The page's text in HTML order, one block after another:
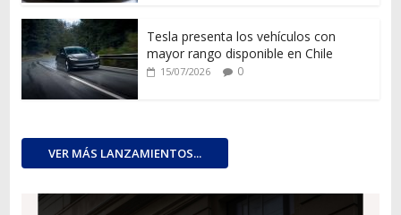
Tesla presenta los vehículos con
mayor rango disponible en Chile
15/07/2026 0
VER MÁS LANZAMIENTOS...